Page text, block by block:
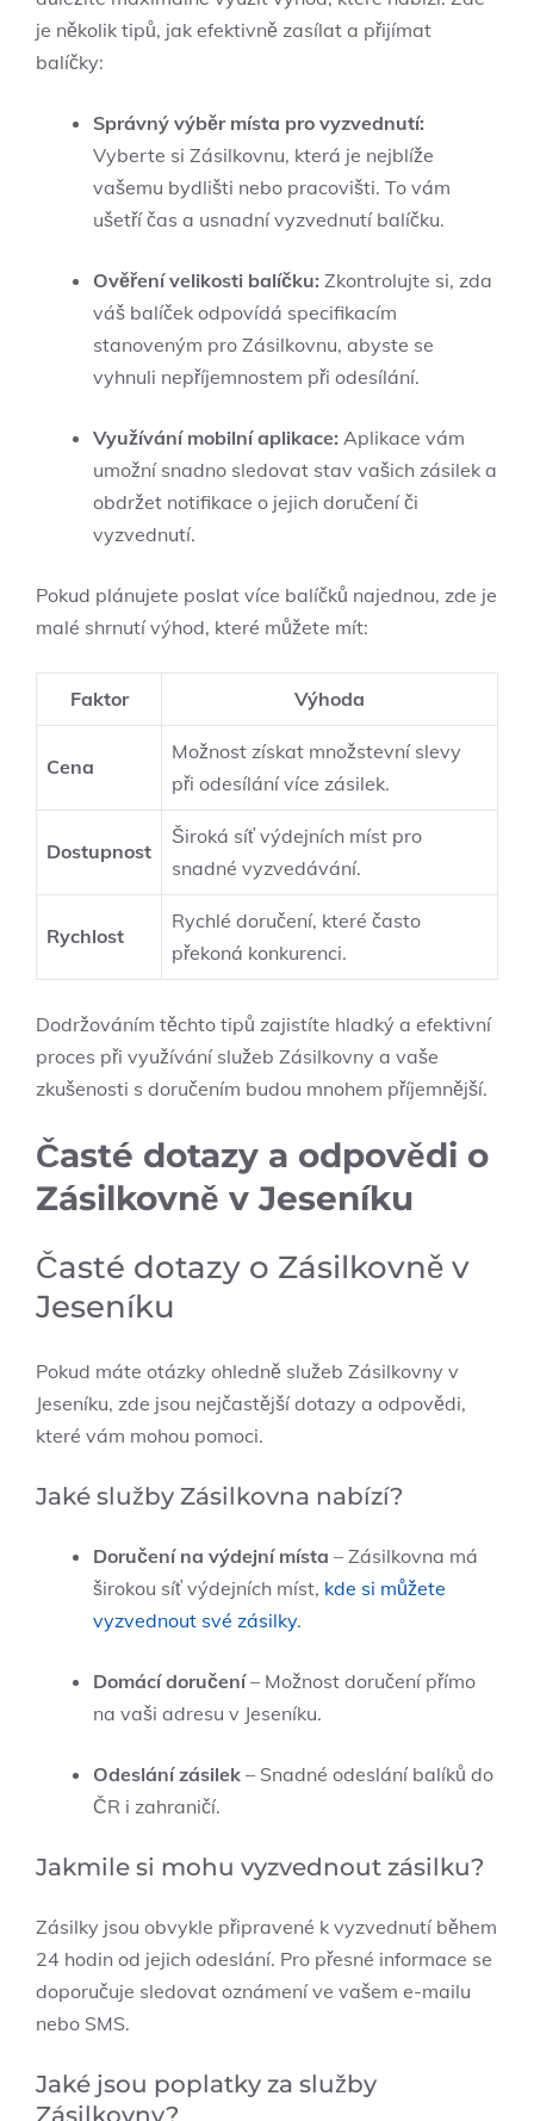
je několik tipů, jak efektivně​ zasílat a přijímat
balíčky:
Správný výběr místa pro vyzvednutí:
Vyberte si Zásilkovnu, která je nejblíže
vašemu bydlišti nebo pracovišti. To⁢ vám
ušetří čas a usnadní vyzvednutí balíčku.
Ověření ⁢velikosti balíčku: Zkontrolujte si, zda
váš ​balíček odpovídá specifikacím
stanoveným⁢ pro Zásilkovnu, abyste⁤ se
vyhnuli nepříjemnostem⁣ při odesílání.
Využívání‌ mobilní aplikace: Aplikace vám
umožní snadno sledovat stav vašich zásilek⁤ a
obdržet notifikace o jejich doručení ⁤či
vyzvednutí.
Pokud plánujete ⁤poslat více balíčků ⁢najednou, zde je
malé shrnutí výhod, které můžete mít:
Faktor Výhoda
Cena
Možnost získat⁤ množstevní ‌slevy
při odesílání více zásilek.
Dostupnost
Široká‌ síť výdejních míst‌ pro
snadné vyzvedávání.
Rychlost
Rychlé doručení, které⁢ často
překoná‌ konkurenci.
Dodržováním těchto tipů zajistíte hladký​ a ​efektivní
proces při využívání služeb Zásilkovny a vaše
zkušenosti s doručením budou mnohem příjemnější.
Časté dotazy a odpovědi o
Zásilkovně v ⁤Jeseníku
Časté​ dotazy o ⁢Zásilkovně v
Jeseníku
Pokud máte otázky ohledně ‍služeb Zásilkovny ‌v
⁢Jeseníku, zde jsou nejčastější dotazy a odpovědi,
které vám mohou pomoci.
Jaké ⁤služby Zásilkovna nabízí?
Doručení na⁣ výdejní místa ⁣– Zásilkovna má
širokou síť ‍výdejních míst, kde si můžete
vyzvednout své zásilky.
Domácí doručení– Možnost doručení přímo⁣
na vaši adresu v‌ Jeseníku.
Odeslání zásilek – Snadné odeslání balíků ​do
⁢ČR i zahraničí.
Jakmile si mohu vyzvednout zásilku?
Zásilky jsou obvykle připravené k vyzvednutí během⁤
24 hodin od jejich odeslání. Pro přesné informace se
doporučuje sledovat oznámení ve vašem e-mailu
nebo SMS.
Jaké ​jsou poplatky za ‍služby